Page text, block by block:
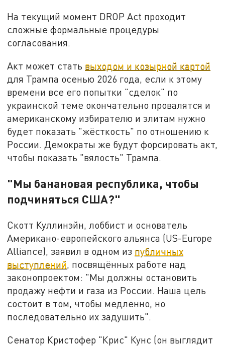
На текущий момент DROP Act проходит
сложные формальные процедуры
согласования.
Акт может стать выходом и козырной картой
для Трампа осенью 2026 года, если к этому
времени все его попытки "сделок" по
украинской теме окончательно провалятся и
американскому избирателю и элитам нужно
будет показать "жёсткость" по отношению к
России. Демократы же будут форсировать акт,
чтобы показать "вялость" Трампа.
"Мы банановая республика, чтобы
подчиняться США?"
Скотт Куллинэйн, лоббист и основатель
Американо-европейского альянса (US-Europe
Alliance), заявил в одном из публичных
выступлений, посвящённых работе над
законопроектом: "Мы должны остановить
продажу нефти и газа из России. Наша цель
состоит в том, чтобы медленно, но
последовательно их задушить".
Сенатор Кристофер "Крис" Кунс (он выглядит